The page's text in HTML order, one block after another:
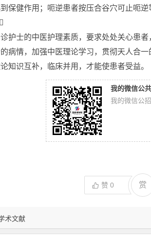
术文献
保健作用；呃逆患者按压合谷穴可止呃逆
士的中医护理素质，要求处处关心患者
病情，加强中医理论学习，贯彻天人合
知识互补，临床并用，才能使患者受益。
我的微信公
我的微信公
赞 0 赏